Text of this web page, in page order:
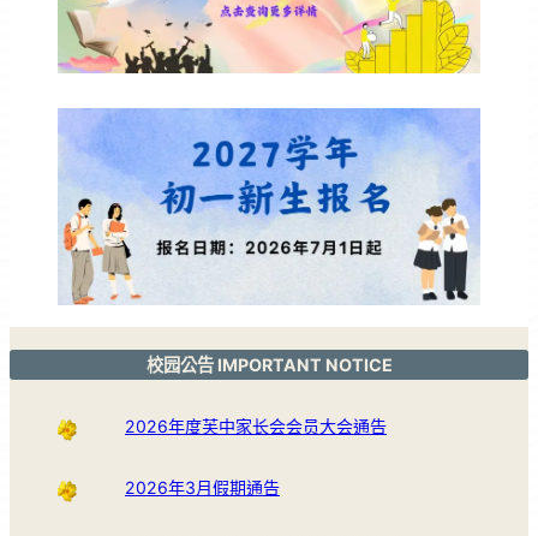
校园公告 IMPORTANT NOTICE
2026年度芙中家长会会员大会通告
2026年3月假期通告